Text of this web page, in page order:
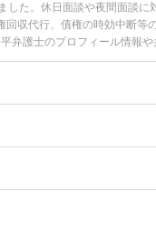
た。休日面談や夜間面談
収代行、債権の時効中断
弁護士のプロフィール情報
い』『契約書・借用書な
士に相談予約したい』など